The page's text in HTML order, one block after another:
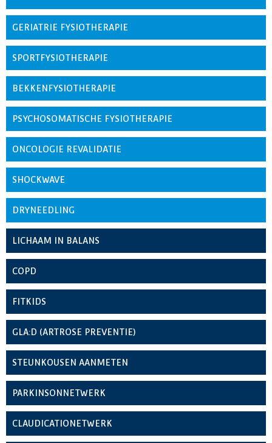
GERIATRIE FYSIOTHERAPIE
SPORTFYSIOTHERAPIE
BEKKENFYSIOTHERAPIE
PSYCHOSOMATISCHE FYSIOTHERAPIE
ONCOLOGIE REVALIDATIE
SHOCKWAVE
DRYNEEDLING
LICHAAM IN BALANS
COPD
FITKIDS
GLA:D (ARTROSE PREVENTIE)
STEUNKOUSEN AANMETEN
PARKINSONNETWERK
CLAUDICATIONETWERK